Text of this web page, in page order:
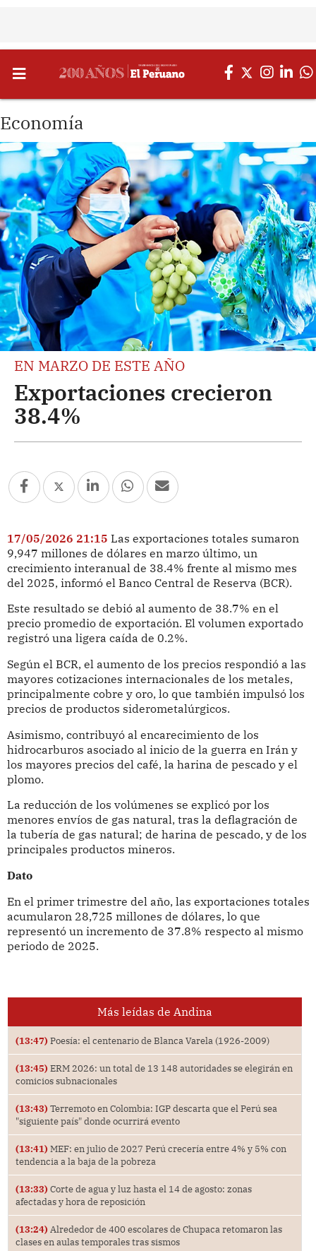
Economía
EN MARZO DE ESTE AÑO
Exportaciones crecieron
38.4%
17/05/2026 21:15 Las exportaciones totales sumaron
9,947 millones de dólares en marzo último, un
crecimiento interanual de 38.4% frente al mismo mes
del 2025, informó el Banco Central de Reserva (BCR).
Este resultado se debió al aumento de 38.7% en el
precio promedio de exportación. El volumen exportado
registró una ligera caída de 0.2%.
Según el BCR, el aumento de los precios respondió a las
mayores cotizaciones internacionales de los metales,
principalmente cobre y oro, lo que también impulsó los
precios de productos siderometalúrgicos.
Asimismo, contribuyó al encarecimiento de los
hidrocarburos asociado al inicio de la guerra en Irán y
los mayores precios del café, la harina de pescado y el
plomo.
La reducción de los volúmenes se explicó por los
menores envíos de gas natural, tras la deflagración de
la tubería de gas natural; de harina de pescado, y de los
principales productos mineros.
Dato
En el primer trimestre del año, las exportaciones totales
acumularon 28,725 millones de dólares, lo que
representó un incremento de 37.8% respecto al mismo
periodo de 2025.
Más leídas de Andina
(13:47) Poesía: el centenario de Blanca Varela (1926-2009)
(13:45) ERM 2026: un total de 13 148 autoridades se elegirán en
comicios subnacionales
(13:43) Terremoto en Colombia: IGP descarta que el Perú sea
"siguiente país" donde ocurrirá evento
(13:41) MEF: en julio de 2027 Perú crecería entre 4% y 5% con
tendencia a la baja de la pobreza
(13:33) Corte de agua y luz hasta el 14 de agosto: zonas
afectadas y hora de reposición
(13:24) Alrededor de 400 escolares de Chupaca retomaron las
clases en aulas temporales tras sismos